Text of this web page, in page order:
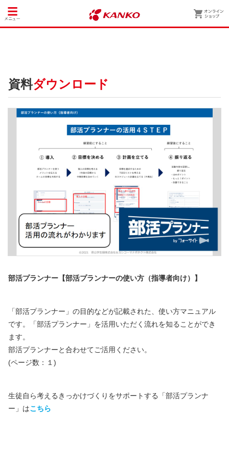
資料ダウンロード
部活プランナー【部活プランナーの使い方（指導者向け）】
「部活プランナー」の目的などが記載された、使い方マニュアル
です。「部活プランナー」を活用いただく流れを知ることができ
ます。
部活プランナーと合わせてご活用ください。
(ページ数：１)
生徒自ら考えるきっかけづくりをサポートする「部活プランナ
ー」はこちら